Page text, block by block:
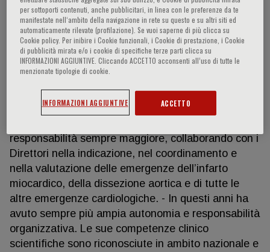
Direttore come responsabile medico dello staff
qualità, con il conseguimento delle certificazioni
triennali della BVQI di conformità del Sistema
Qualità della Cardiologia Ospedaliera ai requisiti
della normativa ISO 9001 Vision 2000 già dal 2004.
- Dal 2005 referente medico della Cardiologia
Ospedaliera per il Sistema Qualità dell’Azienda
Ospedaliero Universitaria Consorziale Policlinico. -
responsabilità sempre maggiore, collaborando con i
Direttori nella indicazione, nel coordinamento e
nella valutazione delle emergenze dell’infarto
miocardico, della dissezione aortica e di tutte le
altre emergenze cardiologiche. - In questi anni ha
avuto sempre più ampia autonomia e responsabilità
organizzativa. Le sue competenze clinico
scientifiche sono riconosciute in ambito nazionale e
per sottoporti contenuti, anche pubblicitari, in linea con le preferenze da te
manifestate nell‘ambito della navigazione in rete su questo e su altri siti ed
automaticamente rilevate (profilazione). Se vuoi saperne di più clicca su
Cookie policy. Per inibire i Cookie funzionali, i Cookie di prestazione, i Cookie
di pubblicità mirata e/o i cookie di specifiche terze parti clicca su
INFORMAZIONI AGGIUNTIVE. Cliccando ACCETTO acconsenti all’uso di tutte le
menzionate tipologie di cookie.
INFORMAZIONI AGGIUNTIVE ACCETTO